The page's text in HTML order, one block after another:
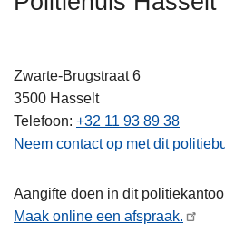
Zwarte-Brugstraat 6
3500 Hasselt
Telefoon +32 11 93 89 38
Neem contact op met dit
Aangifte doen in dit
Maak online een afspraak.